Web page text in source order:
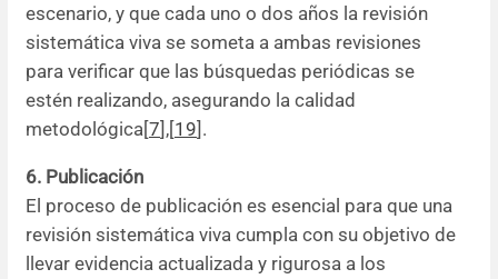
escenario, y que cada uno o dos años la revisión
sistemática viva se someta a ambas revisiones
para verificar que las búsquedas periódicas se
estén realizando, asegurando la calidad
metodológica[7],[19].
6. Publicación
El proceso de publicación es esencial para que una
revisión sistemática viva cumpla con su objetivo de
llevar evidencia actualizada y rigurosa a los